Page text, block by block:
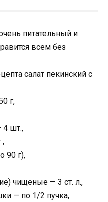
питательный и
всем без
салат пекинский с
г,
4 шт.,
90 г),
чищеные — 3 ст. л.,
— по 1/2 пучка,